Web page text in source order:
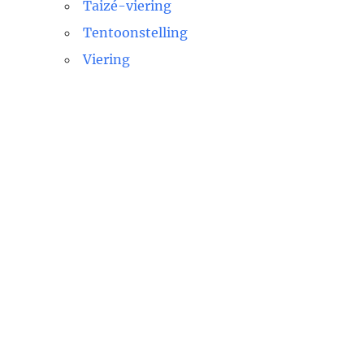
Taizé-viering
Tentoonstelling
Viering